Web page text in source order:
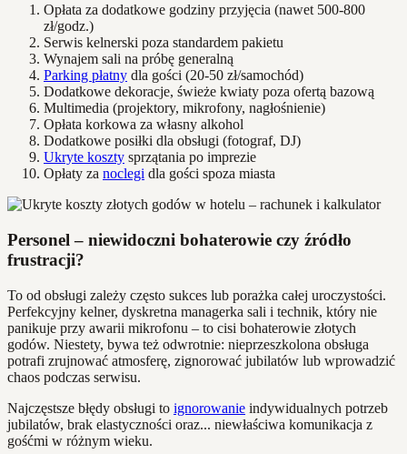
Opłata za dodatkowe godziny przyjęcia (nawet 500-800
zł/godz.)
Serwis kelnerski poza standardem pakietu
Wynajem sali na próbę generalną
Parking płatny dla gości (20-50 zł/samochód)
Dodatkowe dekoracje, świeże kwiaty poza ofertą bazową
Multimedia (projektory, mikrofony, nagłośnienie)
Opłata korkowa za własny alkohol
Dodatkowe posiłki dla obsługi (fotograf, DJ)
Ukryte koszty sprzątania po imprezie
Opłaty za noclegi dla gości spoza miasta
Personel – niewidoczni bohaterowie czy źródło
frustracji?
To od obsługi zależy często sukces lub porażka całej uroczystości.
Perfekcyjny kelner, dyskretna managerka sali i technik, który nie
panikuje przy awarii mikrofonu – to cisi bohaterowie złotych
godów. Niestety, bywa też odwrotnie: nieprzeszkolona obsługa
potrafi zrujnować atmosferę, zignorować jubilatów lub wprowadzić
chaos podczas serwisu.
Najczęstsze błędy obsługi to ignorowanie indywidualnych potrzeb
jubilatów, brak elastyczności oraz... niewłaściwa komunikacja z
gośćmi w różnym wieku.